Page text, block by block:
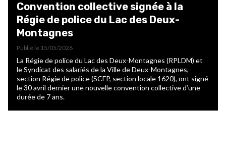
Convention collective signée à la
Régie de police du Lac des Deux-
Montagnes
Publié le 15/05/2026
La Régie de police du Lac des Deux-Montagnes (RPLDM) et
le Syndicat des salariés de la Ville de Deux-Montagnes,
section Régie de police (SCFP, section locale 1620), ont signé
le 30 avril dernier une nouvelle convention collective d’une
durée de 7 ans.